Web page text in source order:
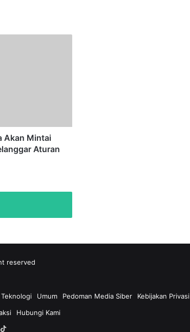
Akan Mintai
Aturan
reserved
Teknologi Umum Pedoman Media Siber Kebijakan Privasi
Hubungi Kami
TikTok